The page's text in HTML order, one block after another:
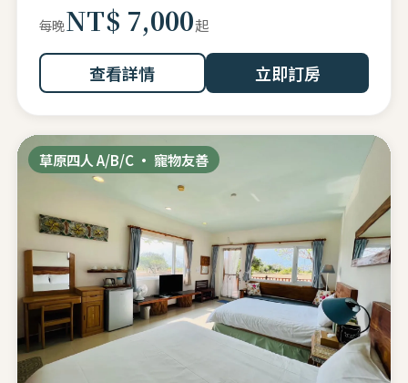
每晚NT$ 7,000起
查看詳情 立即訂房
草原四人 A/B/C · 寵物友善